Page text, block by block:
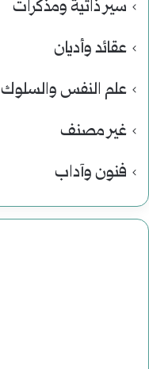
سير ذاتية ومذكرات
عقائد وأديان
علم النفس والسلوك
غير مصنف
فنون وآداب